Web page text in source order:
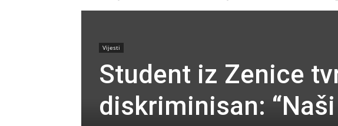
Vijesti
Student iz Zenice
diskriminisan: